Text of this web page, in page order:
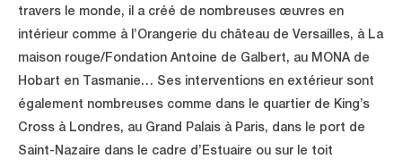
travers le monde, il a créé de nombreuses œuvres en
intérieur comme à l’Orangerie du château de Versailles, à La
maison rouge/Fondation Antoine de Galbert, au MONA de
Hobart en Tasmanie… Ses interventions en extérieur sont
également nombreuses comme dans le quartier de King’s
Cross à Londres, au Grand Palais à Paris, dans le port de
Saint-Nazaire dans le cadre d’Estuaire ou sur le toit